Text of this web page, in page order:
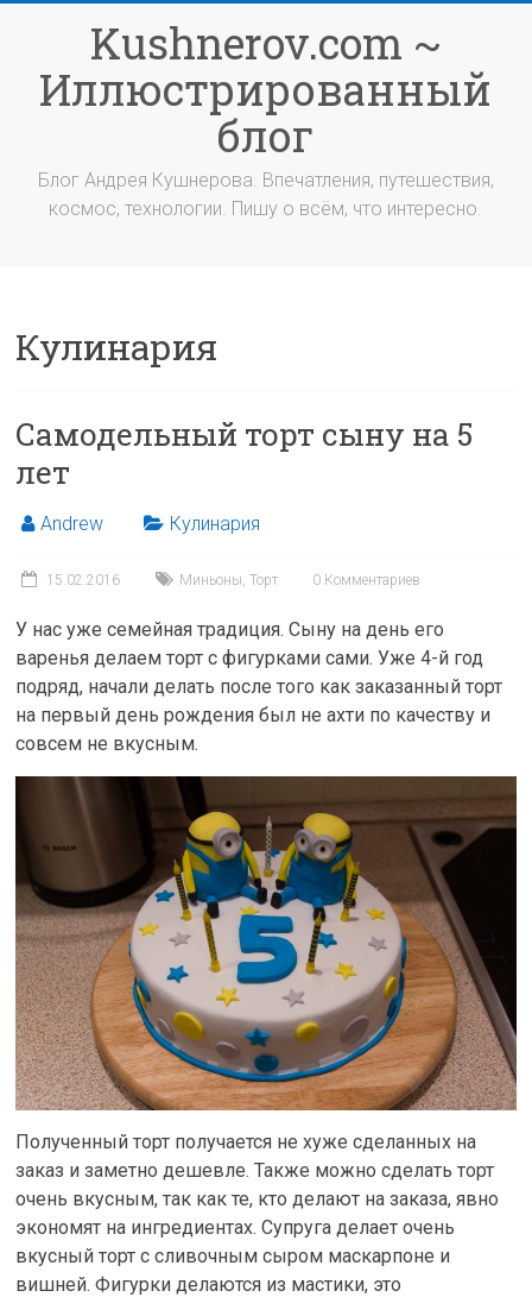
содержимомуKushnerov.com ~
Иллюстрированный
блог
Блог Андрея Кушнерова. Впечатления, путешествия,
космос, технологии. Пишу о всём, что интересно.
Кулинария
Самодельный торт сыну на 5
лет
Andrew Кулинария
15.02.2016 Миньоны,Торт 0 Комментариев
У нас уже семейная традиция. Сыну на день его
варенья делаем торт с фигурками сами. Уже 4-й год
подряд, начали делать после того как заказанный торт
на первый день рождения был не ахти по качеству и
совсем не вкусным.
Полученный торт получается не хуже сделанных на
заказ и заметно дешевле. Также можно сделать торт
очень вкусным, так как те, кто делают на заказа, явно
экономят на ингредиентах. Супруга делает очень
вкусный торт с сливочным сыром маскарпоне и
вишней. Фигурки делаются из мастики, это